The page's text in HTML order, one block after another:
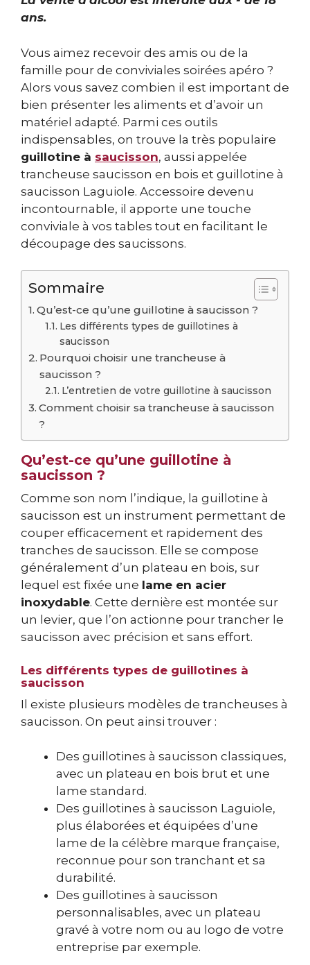
ans.
Vous aimez recevoir des amis ou de la
famille pour de conviviales soirées apéro ?
Alors vous savez combien il est important de
bien présenter les aliments et d’avoir un
matériel adapté. Parmi ces outils
indispensables, on trouve la très populaire
guillotine à saucisson, aussi appelée
trancheuse saucisson en bois et guillotine à
saucisson Laguiole. Accessoire devenu
incontournable, il apporte une touche
conviviale à vos tables tout en facilitant le
découpage des saucissons.
Sommaire
Qu’est-ce qu’une guillotine à saucisson ?
Les différents types de guillotines à
saucisson
Pourquoi choisir une trancheuse à
saucisson ?
L’entretien de votre guillotine à saucisson
Comment choisir sa trancheuse à saucisson
?
Qu’est-ce qu’une guillotine à
saucisson ?
Comme son nom l’indique, la guillotine à
saucisson est un instrument permettant de
couper efficacement et rapidement des
tranches de saucisson. Elle se compose
généralement d’un plateau en bois, sur
lequel est fixée une lame en acier
inoxydable. Cette dernière est montée sur
un levier, que l’on actionne pour trancher le
saucisson avec précision et sans effort.
Les différents types de guillotines à
saucisson
Il existe plusieurs modèles de trancheuses à
saucisson. On peut ainsi trouver :
Des guillotines à saucisson classiques,
avec un plateau en bois brut et une
lame standard.
Des guillotines à saucisson Laguiole,
plus élaborées et équipées d’une
lame de la célèbre marque française,
reconnue pour son tranchant et sa
durabilité.
Des guillotines à saucisson
personnalisables, avec un plateau
gravé à votre nom ou au logo de votre
entreprise par exemple.